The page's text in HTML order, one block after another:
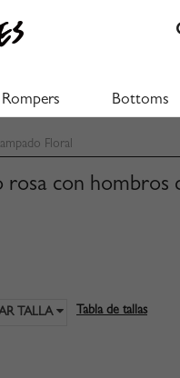
Rompers Bottoms
Floral
rosa con hombros
TALLA Tabla de tallas